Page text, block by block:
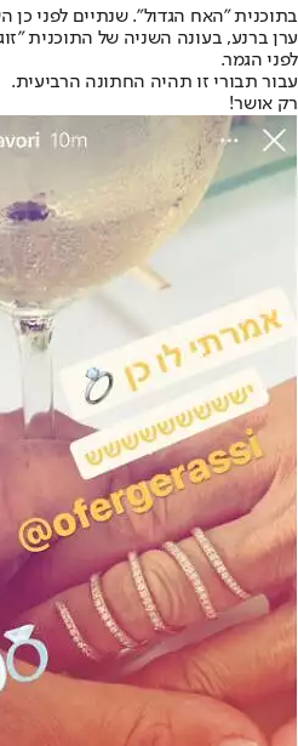
בתוכנית "האח הגדול". שנתיים לפני
לפני הגמר.
עבור תבורי זו תהיה החתונה הרביעית.
רק אושר!